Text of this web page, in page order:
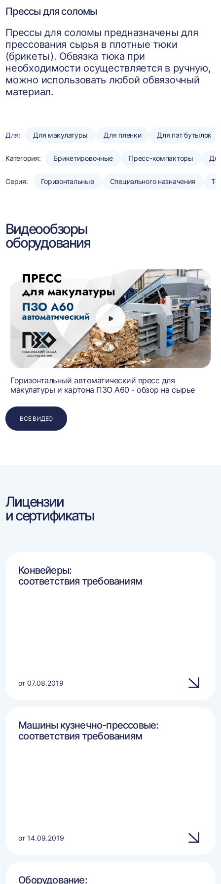
Прессы для соломы
Прессы для соломы предназначены для
прессования сырья в плотные тюки
(брикеты). Обвязка тюка при
необходимости осуществляется в ручную,
можно использовать любой обвязочный
материал.
Для: Для макулатуры Для пленки Для пэт бутылок
Категория: Брикетировочные Пресс-компакторы
Серия: Горизонтальные Специального назначения
Видеообзоры
оборудования
Горизонтальный автоматический пресс для
макулатуры и картона ПЗО А60 - обзор на сырье
ВСЕ ВИДЕО
Лицензии
и сертификаты
Конвейеры:
соответствия требованиям
от 07.08.2019
Машины кузнечно-прессовые:
соответствия требованиям
от 14.09.2019
Оборудование: